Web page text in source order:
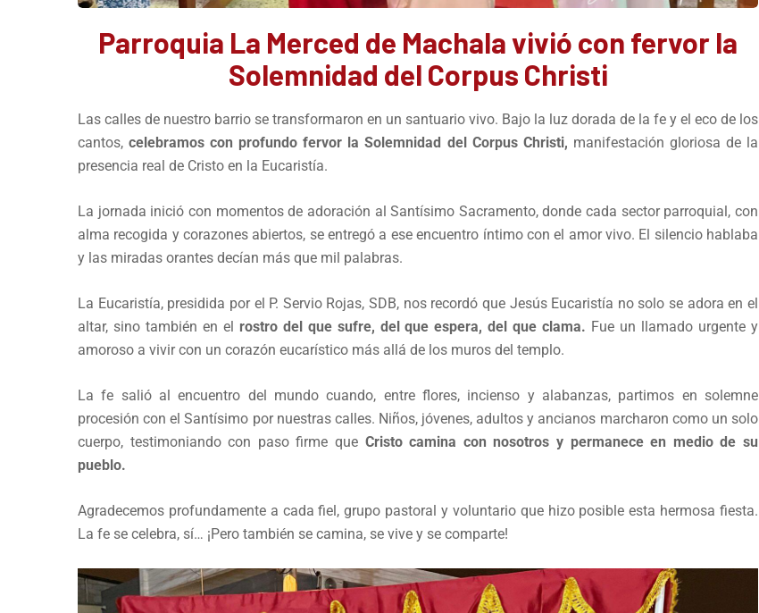
Parroquia La Merced de Machala vivió con fervor la
Solemnidad del Corpus Christi
Las calles de nuestro barrio se transformaron en un santuario vivo. Bajo la luz dorada de la fe y el eco de los
cantos,celebramos con profundo fervor la Solemnidad del Corpus Christi, manifestación gloriosa de la
presencia real de Cristo en la Eucaristía.
La jornada inició con momentos de adoración al Santísimo Sacramento, donde cada sector parroquial, con
alma recogida y corazones abiertos, se entregó a ese encuentro íntimo con el amor vivo. El silencio hablaba
y las miradas orantes decían más que mil palabras.
La Eucaristía, presidida por el P. Servio Rojas, SDB, nos recordó que Jesús Eucaristía no solo se adora en el
altar, sino también en el rostro del que sufre, del que espera, del que clama. Fue un llamado urgente y
amoroso a vivir con un corazón eucarístico más allá de los muros del templo.
La fe salió al encuentro del mundo cuando, entre flores, incienso y alabanzas, partimos en solemne
procesión con el Santísimo por nuestras calles. Niños, jóvenes, adultos y ancianos marcharon como un solo
cuerpo, testimoniando con paso firme que Cristo camina con nosotros y permanece en medio de su
pueblo.
Agradecemos profundamente a cada fiel, grupo pastoral y voluntario que hizo posible esta hermosa fiesta.
La fe se celebra, sí… ¡Pero también se camina, se vive y se comparte!